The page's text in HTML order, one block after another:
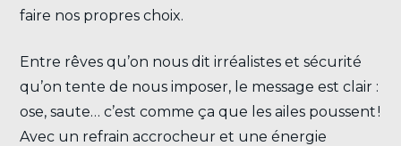
faire nos propres choix.
Entre rêves qu’on nous dit irréalistes et sécurité
qu’on tente de nous imposer, le message est clair :
ose, saute… c’est comme ça que les ailes poussent !
Avec un refrain accrocheur et une énergie